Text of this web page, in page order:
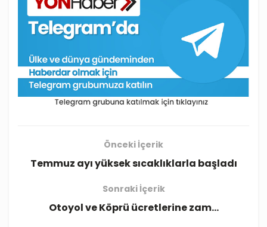
Önceki İçerik
Temmuz ayı yüksek sıcaklıklarla başladı
Sonraki İçerik
Otoyol ve Köprü ücretlerine zam…